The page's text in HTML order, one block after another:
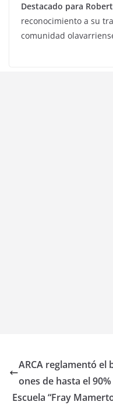
Destacado para
reconocimiento a su
comunidad
ARCA reglamentó el
ones de hasta el
Escuela “Fray